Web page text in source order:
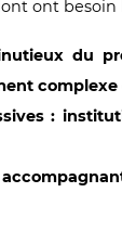
ont besoin
du
complexe
: